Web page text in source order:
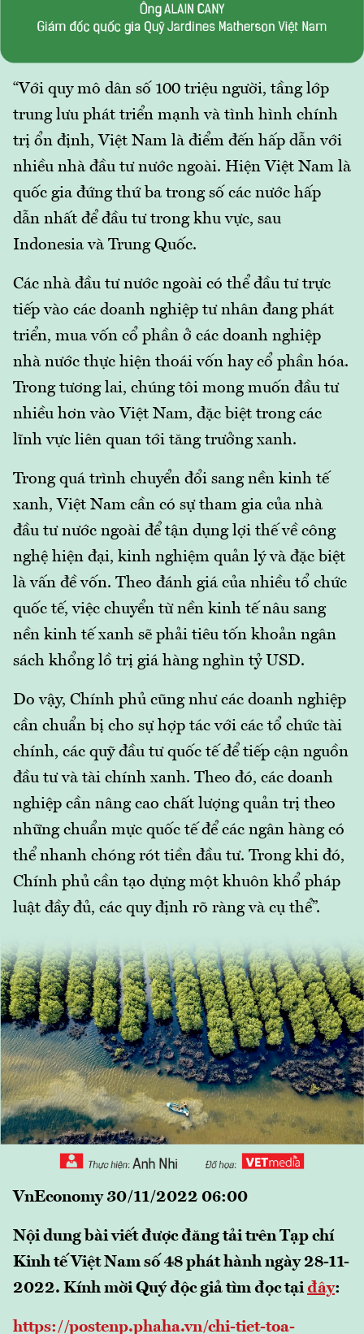
“Với quy mô dân số 100 triệu người, tầng lớp
trung lưu phát triển mạnh và tình hình chính
trị ổn định, Việt Nam là điểm đến hấp dẫn với
nhiều nhà đầu tư nước ngoài. Hiện Việt Nam là
quốc gia đứng thứ ba trong số các nước hấp
dẫn nhất để đầu tư trong khu vực, sau
Indonesia và Trung Quốc.
Các nhà đầu tư nước ngoài có thể đầu tư trực
tiếp vào các doanh nghiệp tư nhân đang phát
triển, mua vốn cổ phần ở các doanh nghiệp
nhà nước thực hiện thoái vốn hay cổ phần hóa.
Trong tương lai, chúng tôi mong muốn đầu tư
nhiều hơn vào Việt Nam, đặc biệt trong các
lĩnh vực liên quan tới tăng trưởng xanh.
Trong quá trình chuyển đổi sang nền kinh tế
xanh, Việt Nam cần có sự tham gia của nhà
đầu tư nước ngoài để tận dụng lợi thế về công
nghệ hiện đại, kinh nghiệm quản lý và đặc biệt
là vấn đề vốn. Theo đánh giá của nhiều tổ chức
quốc tế, việc chuyển từ nền kinh tế nâu sang
nền kinh tế xanh sẽ phải tiêu tốn khoản ngân
sách khổng lồ trị giá hàng nghìn tỷ USD.
Do vậy, Chính phủ cũng như các doanh nghiệp
cần chuẩn bị cho sự hợp tác với các tổ chức tài
chính, các quỹ đầu tư quốc tế để tiếp cận nguồn
đầu tư và tài chính xanh. Theo đó, các doanh
nghiệp cần nâng cao chất lượng quản trị theo
những chuẩn mực quốc tế để các ngân hàng có
thể nhanh chóng rót tiền đầu tư. Trong khi đó,
Chính phủ cần tạo dựng một khuôn khổ pháp
luật đầy đủ, các quy định rõ ràng và cụ thể”.
VnEconomy 30/11/2022 06:00
Nội dung bài viết được đăng tải trên Tạp chí
Kinh tế Việt Nam số 48 phát hành ngày 28-11-
2022. Kính mời Quý độc giả tìm đọc tạiđây:
https://postenp.phaha.vn/chi-tiet-toa-